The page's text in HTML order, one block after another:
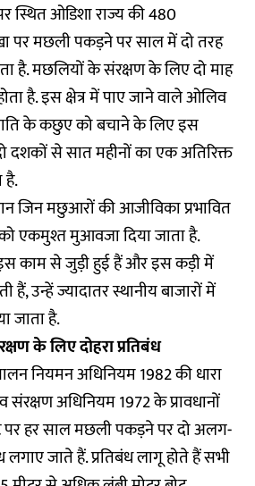
स्थित ओडिशा राज्य की 480
पर मछली पकड़ने पर साल में दो तरह
है. मछलियों के संरक्षण के लिए दो माह
है. इस क्षेत्र में पाए जाने वाले ओलिव
के कछुए को बचाने के लिए इस
दशकों से सात महीनों का एक अतिरिक्त
है.
जिन मछुआरों की आजीविका प्रभावित
को एकमुश्त मुआवजा दिया जाता है.
इस काम से जुड़ी हुई हैं और इस कड़ी में
उन्हें ज्यादातर स्थानीय बाजारों में
जाता है.
के लिए दोहरा प्रतिबंध
नियमन अधिनियम 1982 की धारा
अधिनियम 1972 के प्रावधानों
हर साल मछली पकड़ने पर दो अलग-
लगाए जाते हैं. प्रतिबंध लागू होते हैं सभी